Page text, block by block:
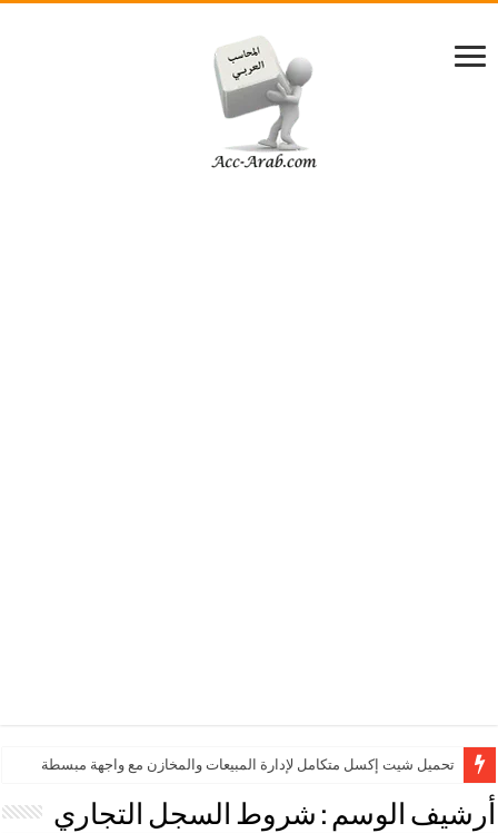
تحميل شيت إكسل متكامل لإدارة المبيعات والمخازن مع واجهة مبسطة
أرشيف الوسم : شروط السجل التجاري